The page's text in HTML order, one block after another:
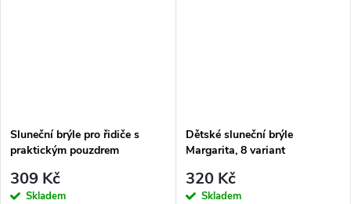
Sluneční brýle pro řidiče s
praktickým pouzdrem
309 Kč
Skladem
Dětské sluneční brýle
Margarita, 8 variant
320 Kč
Skladem